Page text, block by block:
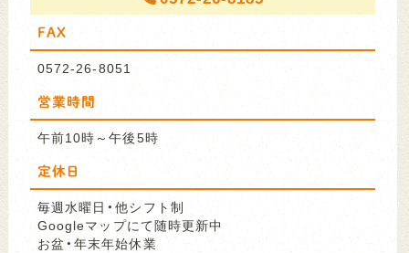
FAX
0572-26-8051
営業時間
午前10時～午後5時
定休日
毎週水曜日・他シフト制
Googleマップにて随時更新中
お盆・年末年始休業